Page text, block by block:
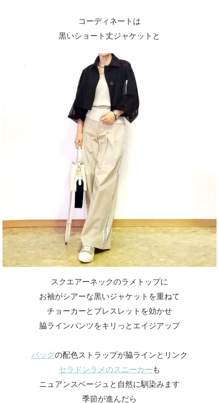
コーディネートは
黒いショート丈ジャケットと
スクエアーネックのラメトップに
お袖がシアーな黒いジャケットを重ねて
チョーカーとブレスレットを効かせ
脇ラインパンツをキリっとエイジアップ
バッグの配色ストラップが脇ラインとリンク
セラドンラメのスニーカー も
ニュアンスベージュと自然に馴染みます
季節が進んだら